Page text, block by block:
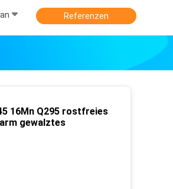
Referenzen
16Mn Q295 rostfreies
gewalztes